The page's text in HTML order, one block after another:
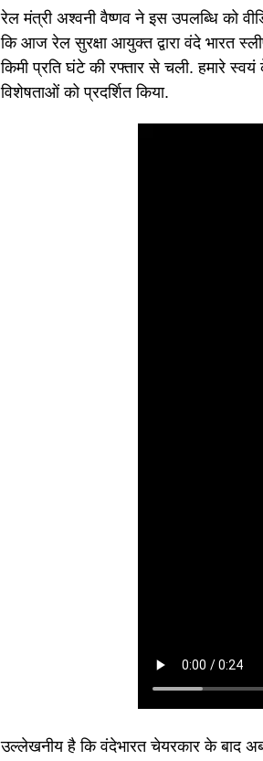
रेल मंत्री अश्वनी वैष्णव ने इस उपलब्धि को
कि आज रेल सुरक्षा आयुक्त द्वारा वंदे भारत
किमी प्रति घंटे की रफ्तार से चली. हमारे
विशेषताओं को प्रदर्शित किया.
उल्लेखनीय है कि वंदेभारत चेयरकार के बाद अब